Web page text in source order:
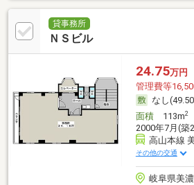
貸事務所
ＮＳビル
24.75万円
管理費等
なし
面積113m2
2000年7月(築
高山本線
その他の交通
岐阜県美